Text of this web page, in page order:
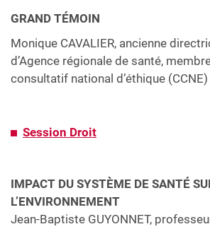
GRAND TÉMOIN
Monique CAVALIER, ancienne
d’Agence régionale de santé,
consultatif national d’éthique (CCNE)
Session Droit
IMPACT DU SYSTÈME DE SANTÉ
L’ENVIRONNEMENT
Jean-Baptiste GUYONNET,